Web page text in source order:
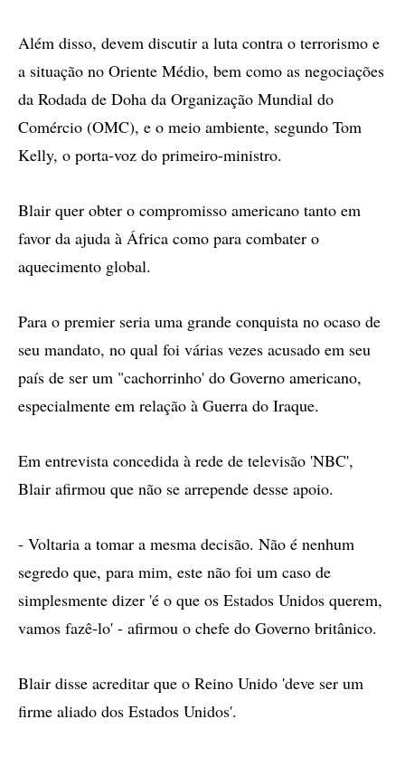
Além disso, devem discutir a luta contra o terrorismo e
a situação no Oriente Médio, bem como as negociações
da Rodada de Doha da Organização Mundial do
Comércio (OMC), e o meio ambiente, segundo Tom
Kelly, o porta-voz do primeiro-ministro.
Blair quer obter o compromisso americano tanto em
favor da ajuda à África como para combater o
aquecimento global.
Para o premier seria uma grande conquista no ocaso de
seu mandato, no qual foi várias vezes acusado em seu
país de ser um "cachorrinho' do Governo americano,
especialmente em relação à Guerra do Iraque.
Em entrevista concedida à rede de televisão 'NBC',
Blair afirmou que não se arrepende desse apoio.
- Voltaria a tomar a mesma decisão. Não é nenhum
segredo que, para mim, este não foi um caso de
simplesmente dizer 'é o que os Estados Unidos querem,
vamos fazê-lo' - afirmou o chefe do Governo britânico.
Blair disse acreditar que o Reino Unido 'deve ser um
firme aliado dos Estados Unidos'.